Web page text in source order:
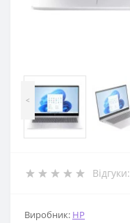
<
Відгуки:
Виробник: HP